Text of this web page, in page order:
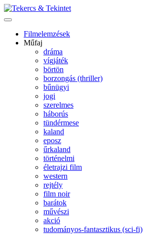
Filmelemzések
Műfaj
dráma
vígjáték
börtön
borzongás (thriller)
bűnügyi
jogi
szerelmes
háborús
tündérmese
kaland
eposz
űrkaland
történelmi
életrajzi film
western
rejtély
film noir
barátok
művészi
akció
tudományos-fantasztikus (sci-fi)